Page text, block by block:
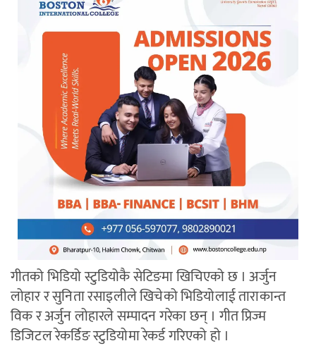
गीतको भिडियो स्टुडियोकै सेटिङमा खिचिएको छ । अर्जुन
लोहार र सुनिता रसाइलीले खिचेको भिडियोलाई ताराकान्त
विक र अर्जुन लोहारले सम्पादन गरेका छन् । गीत प्रिज्म
डिजिटल रेकर्डिङ स्टुडियोमा रेकर्ड गरिएको हो ।